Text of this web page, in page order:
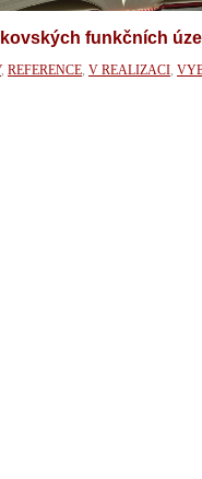
funkčních
, REFERENCE, V REALIZACI,